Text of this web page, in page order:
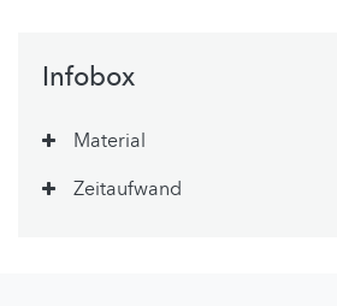
Infobox
Material
Zeitaufwand